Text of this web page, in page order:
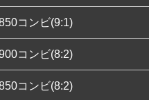
コンビ(9:1)
コンビ(8:2)
コンビ(8:2)